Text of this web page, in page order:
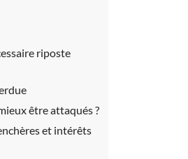
riposte
être attaqués ?
et intérêts